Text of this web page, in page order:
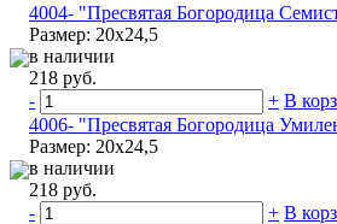
4004- "Пресвятая Богородица
Размер: 20х24,5
в наличии
218 руб.
-
+ В
4006- "Пресвятая Богородица
Размер: 20х24,5
в наличии
218 руб.
-
+ В